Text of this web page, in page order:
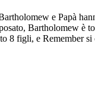
e Papà
Bartholomew è
8 figli, e Remember si